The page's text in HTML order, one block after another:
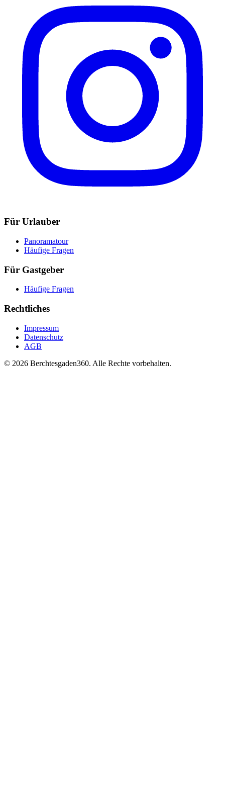
Für Urlauber
Panoramatour
Häufige Fragen
Für Gastgeber
Häufige Fragen
Rechtliches
Impressum
Datenschutz
AGB
© 2026 Berchtesgaden360. Alle Rechte vorbehalten.